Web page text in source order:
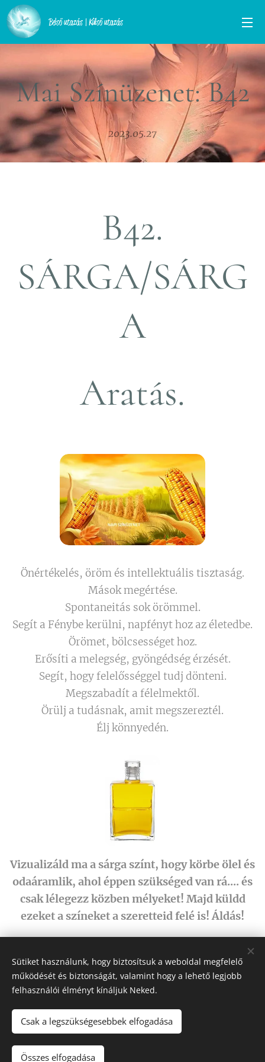
Belső utazás | Külső utazás
Mai Színüzenet: B42
2023.05.27
B42.
SÁRGA/SÁRG
A
Aratás.
Önértékelés, öröm és intellektuális tisztaság.
Mások megértése.
Spontaneitás sok örömmel.
Segít a Fénybe kerülni, napfényt hoz az életedbe.
Örömet, bölcsességet hoz.
Erősíti a melegség, gyöngédség érzését.
Segít, hogy felelősséggel tudj dönteni.
Megszabadít a félelmektől.
Örülj a tudásnak, amit megszereztél.
Élj könnyedén.
Vizualizáld ma a sárga színt, hogy körbe ölel és
odaáramlik, ahol éppen szükséged van rá.... és
csak lélegezz közben mélyeket! Majd küldd
ezeket a színeket a szeretteid felé is! Áldás!
Share
Fehér Pegazus
Sütiket használunk, hogy biztosítsuk a weboldal megfelelő
működését és biztonságát, valamint hogy a lehető legjobb
felhasználói élményt kínáljuk Neked.
Csak a legszükségesebbek elfogadása
Összes elfogadása